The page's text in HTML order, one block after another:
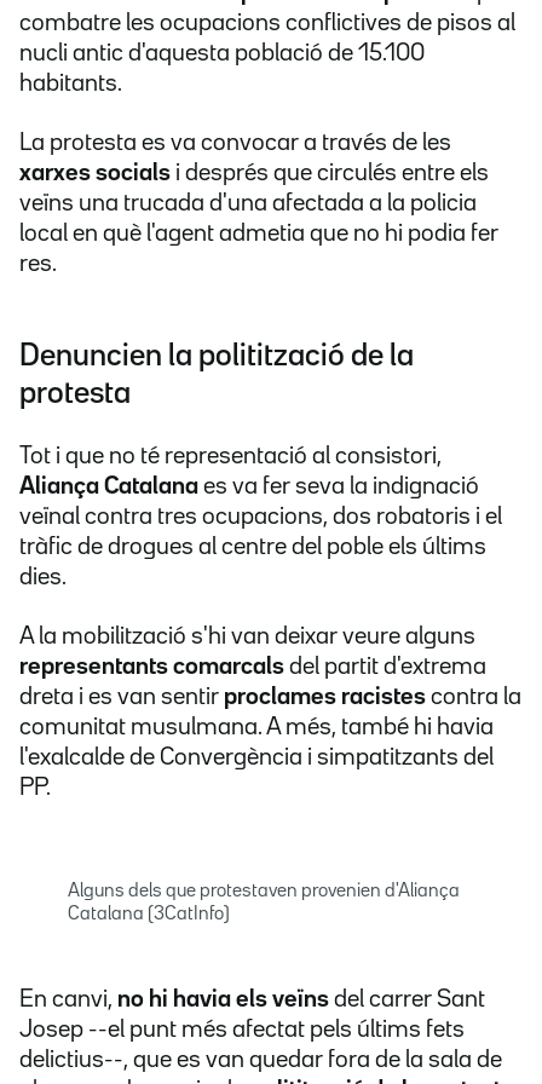
combatre les ocupacions conflictives de pisos al
nucli antic d'aquesta població de 15.100
habitants.
La protesta es va convocar a través de les
xarxes socials i després que circulés entre els
veïns una trucada d'una afectada a la policia
local en què l'agent admetia que no hi podia fer
res.
Denuncien la politització de la
protesta
Tot i que no té representació al consistori,
Aliança Catalana es va fer seva la indignació
veïnal contra tres ocupacions, dos robatoris i el
tràfic de drogues al centre del poble els últims
dies.
A la mobilització s'hi van deixar veure alguns
representants comarcals del partit d'extrema
dreta i es van sentir proclames racistes contra la
comunitat musulmana. A més, també hi havia
l'exalcalde de Convergència i simpatitzants del
PP.
Alguns dels que protestaven provenien d'Aliança
Catalana (3CatInfo)
En canvi, no hi havia els veïns del carrer Sant
Josep --el punt més afectat pels últims fets
delictius--, que es van quedar fora de la sala de